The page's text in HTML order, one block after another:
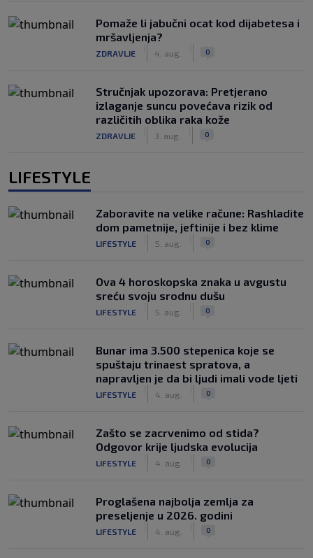
Pomaže li jabučni ocat kod dijabetesa i
mršavljenja?
ZDRAVLJE 4. aug. 0
Stručnjak upozorava: Pretjerano
izlaganje suncu povećava rizik od
različitih oblika raka kože
ZDRAVLJE 3. aug. 0
LIFESTYLE
Zaboravite na velike račune: Rashladite
dom pametnije, jeftinije i bez klime
LIFESTYLE 5. aug. 0
Ova 4 horoskopska znaka u avgustu
sreću svoju srodnu dušu
LIFESTYLE 5. aug. 0
Bunar imа 3.500 stepenica koje se
spuštaju trinaest spratova, a
napravljen je da bi ljudi imali vode ljeti
LIFESTYLE 4. aug. 0
Zašto se zacrvenimo od stida?
Odgovor krije ljudska evolucija
LIFESTYLE 4. aug. 0
Proglašena najbolja zemlja za
preseljenje u 2026. godini
LIFESTYLE 4. aug. 0